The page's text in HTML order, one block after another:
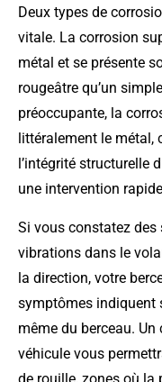
Deux types de
vitale. La corrosion
métal et se présente
rougeâtre qu’un
préoccupante, la
littéralement le
l’intégrité structurelle
une intervention
Si vous constatez
vibrations dans le
la direction, votre
symptômes indiquent
même du berceau.
véhicule vous